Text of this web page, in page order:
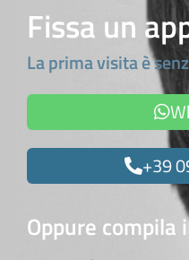
Fissa un
La prima visita è
+39
Oppure compila